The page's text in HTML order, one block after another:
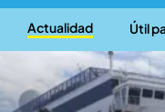
Actualidad Útil